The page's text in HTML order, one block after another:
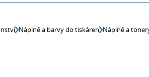
Náplně a barvy do tiskáren Náplně a